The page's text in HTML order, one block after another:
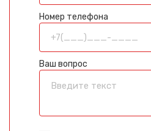
Номер телефона
Ваш вопрос